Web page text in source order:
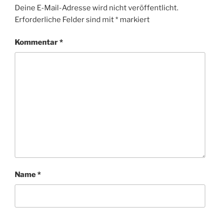
Deine E-Mail-Adresse wird nicht veröffentlicht.
Erforderliche Felder sind mit* markiert
Kommentar*
Name*